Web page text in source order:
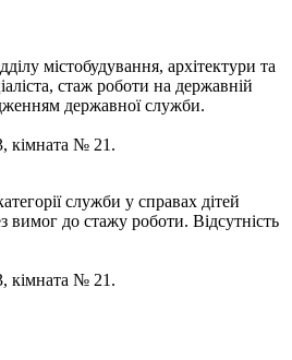
містобудування, архітектури та
стаж роботи на державній
державної служби.
кімната № 21.
служби у справах дітей
вимог до стажу роботи. Відсутність
кімната № 21.